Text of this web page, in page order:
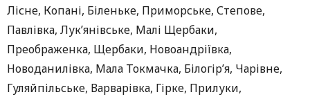
Лісне, Копані, Біленьке, Приморське, Степове,
Павлівка, Лук’янівське, Малі Щербаки,
Преображенка, Щербаки, Новоандріївка,
Новоданилівка, Мала Токмачка, Білогір’я, Чарівне,
Гуляйпільське, Варварівка, Гірке, Прилуки,